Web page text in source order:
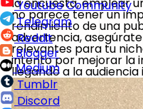
Youtube Community
Telegram
Reddit
Blogger
Medium
Tumblr
Discord
no parece tener un
rendimiento de una
advertencia,
relevantes para tu
intento por mejorar la
llegando a la